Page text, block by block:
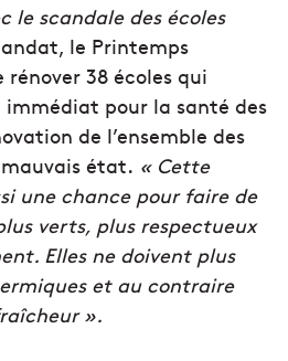
le scandale des écoles
le Printemps
38 écoles qui
pour la santé des
de l’ensemble des
état. « Cette
une chance pour faire de
verts, plus respectueux
Elles ne doivent plus
et au contraire
».